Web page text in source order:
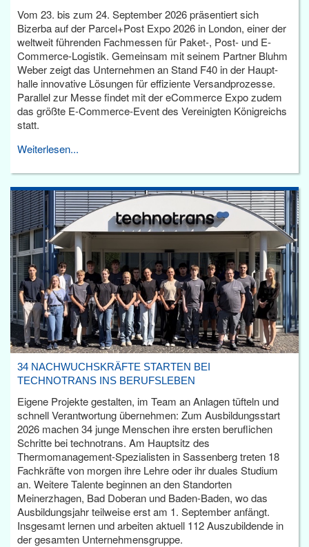
Vom 23. bis zum 24. September 2026 präsentiert sich
Bizerba auf der Parcel+Post Expo 2026 in London, einer der
weltweit führenden Fachmessen für Paket-, Post- und E-
Commerce-Logistik. Gemeinsam mit seinem Partner Bluhm
Weber zeigt das Unternehmen an Stand F40 in der Haupt­
halle innovative Lösungen für effiziente Versandprozesse.
Parallel zur Messe findet mit der eCommerce Expo zudem
das größte E-Commerce-Event des Vereinigten Königreichs
statt.
Weiterlesen...
34 NACHWUCHSKRÄFTE STARTEN BEI
TECHNOTRANS INS BERUFSLEBEN
Eigene Projekte gestalten, im Team an Anlagen tüfteln und
schnell Verantwortung übernehmen: Zum Ausbildungsstart
2026 machen 34 junge Menschen ihre ersten beruflichen
Schritte bei technotrans. Am Hauptsitz des
Thermomanagement-Spezialisten in Sassenberg treten 18
Fachkräfte von morgen ihre Lehre oder ihr duales Studium
an. Weitere Talente beginnen an den Standorten
Meinerzhagen, Bad Doberan und Baden-Baden, wo das
Ausbildungsjahr teilweise erst am 1. September anfängt.
Insgesamt lernen und arbeiten aktuell 112 Auszubildende in
der gesamten Unternehmensgruppe.